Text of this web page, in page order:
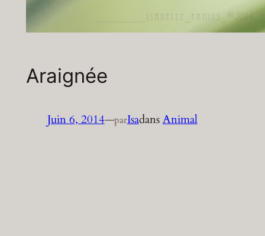
Araignée
Juin 6, 2014—parIsadansAnimal